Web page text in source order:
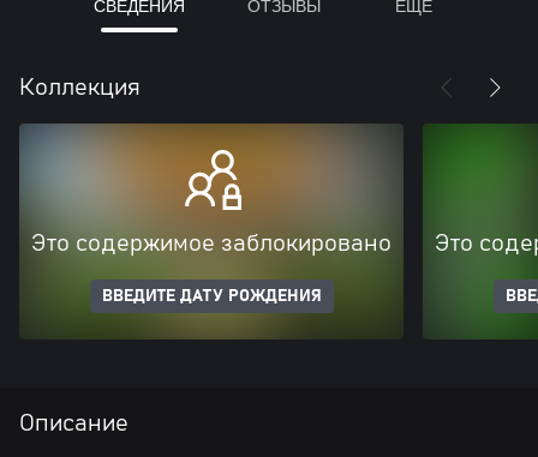
СВЕДЕНИЯ ОТЗЫВЫ ЕЩЕ
Коллекция
Это содержимое заблокировано
ВВЕДИТЕ ДАТУ РОЖДЕНИЯ
Это
Описание